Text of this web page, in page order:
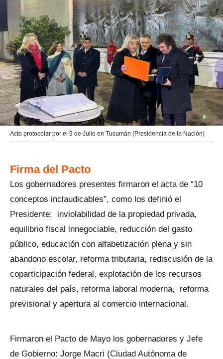
Acto protocolar por el 9 de Julio en Tucumán (Presidencia de la Nación)
Firma del Pacto
Los gobernadores presentes firmaron el acta de “10
conceptos inclaudicables”, como los definió el
Presidente: inviolabilidad de la propiedad privada,
equilibrio fiscal innegociable, reducción del gasto
público, educación con alfabetización plena y sin
abandono escolar, reforma tributaria, rediscusión de la
coparticipación federal, explotación de los recursos
naturales del país, reforma laboral moderna, reforma
previsional y apertura al comercio internacional.
Firmaron el Pacto de Mayo los gobernadores y Jefe
de Gobierno: Jorge Macri (Ciudad Autónoma de